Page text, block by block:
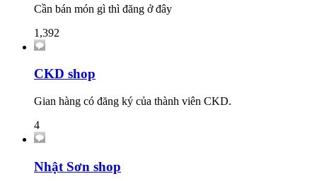
Cần bán món gì thì đăng ở đây
1,392
CKD shop
Gian hàng có đăng ký của thành viên CKD.
4
Nhật Sơn shop